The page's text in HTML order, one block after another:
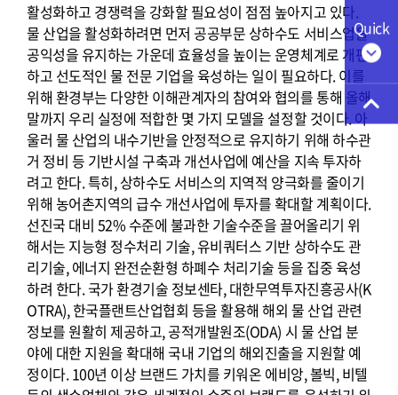
Quick
활성화하고 경쟁력을 강화할 필요성이 점점 높아지고 있다.
물 산업을 활성화하려면 먼저 공공부문 상하수도 서비스업을
공익성을 유지하는 가운데 효율성을 높이는 운영체계로 개편
하고 선도적인 물 전문 기업을 육성하는 일이 필요하다. 이를
위해 환경부는 다양한 이해관계자의 참여와 협의를 통해 올해
말까지 우리 실정에 적합한 몇 가지 모델을 설정할 것이다. 아
울러 물 산업의 내수기반을 안정적으로 유지하기 위해 하수관
거 정비 등 기반시설 구축과 개선사업에 예산을 지속 투자하
려고 한다. 특히, 상하수도 서비스의 지역적 양극화를 줄이기
위해 농어촌지역의 급수 개선사업에 투자를 확대할 계획이다.
선진국 대비 52% 수준에 불과한 기술수준을 끌어올리기 위
해서는 지능형 정수처리 기술, 유비쿼터스 기반 상하수도 관
리기술, 에너지 완전순환형 하폐수 처리기술 등을 집중 육성
하려 한다. 국가 환경기술 정보센타, 대한무역투자진흥공사(K
OTRA), 한국플랜트산업협회 등을 활용해 해외 물 산업 관련
정보를 원활히 제공하고, 공적개발원조(ODA) 시 물 산업 분
야에 대한 지원을 확대해 국내 기업의 해외진출을 지원할 예
정이다. 100년 이상 브랜드 가치를 키워온 에비앙, 볼빅, 비텔